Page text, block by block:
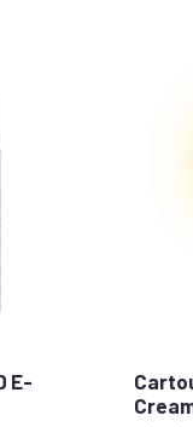
E-